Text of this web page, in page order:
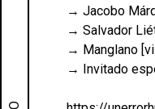
→ Jacobo
→ Salvador
→ Manglano
→ Invitado